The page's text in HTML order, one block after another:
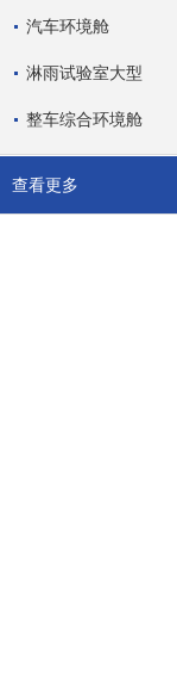
汽车环境舱
淋雨试验室大型
整车综合环境舱
查看更多